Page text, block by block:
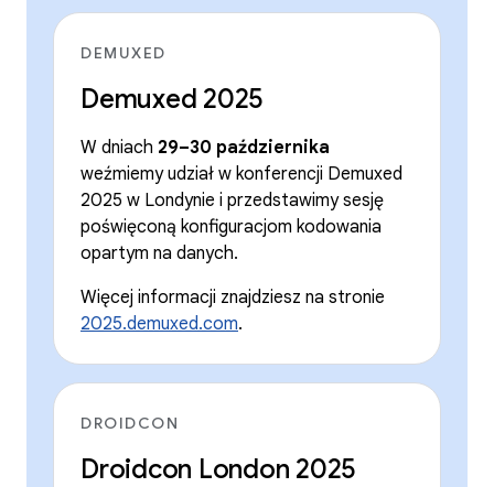
DEMUXED
Demuxed 2025
W dniach 29–30 października
weźmiemy udział w konferencji Demuxed
2025 w Londynie i przedstawimy sesję
poświęconą konfiguracjom kodowania
opartym na danych.
Więcej informacji znajdziesz na stronie
2025.demuxed.com.
DROIDCON
Droidcon London 2025